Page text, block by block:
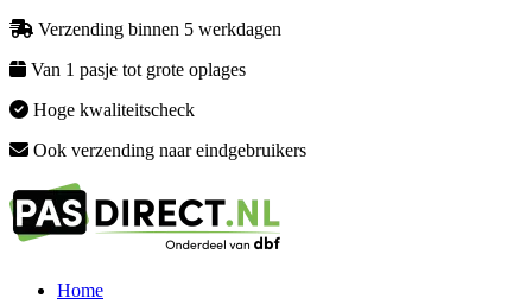
Verzending binnen 5 werkdagen
Van 1 pasje tot grote oplages
Hoge kwaliteitscheck
Ook verzending naar eindgebruikers
Home